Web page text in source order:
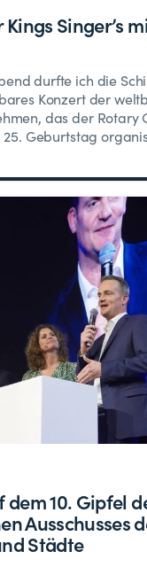
Kings Singer’s
durfte ich die
Konzert der
das der Rotary
25. Geburtstag
dem 10. Gipfel
Ausschusses
Städte